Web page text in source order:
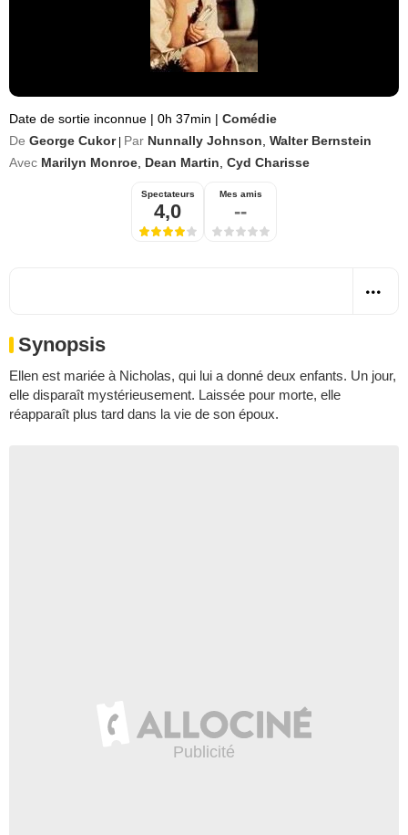
Date de sortie inconnue | 0h 37min | Comédie
De George Cukor Par Nunnally Johnson Walter Bernstein
Avec Marilyn Monroe Dean Martin Cyd Charisse
Spectateurs
4,0
Mes amis
--
Synopsis
Ellen est mariée à Nicholas, qui lui a donné deux enfants. Un jour,
elle disparaît mystérieusement. Laissée pour morte, elle
réapparaît plus tard dans la vie de son époux.